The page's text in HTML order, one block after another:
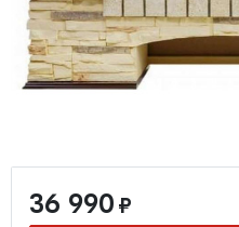
36 990 ₽